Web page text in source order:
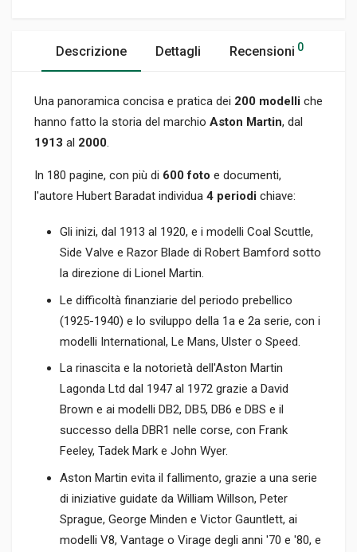
Descrizione Dettagli Recensioni 0
Una panoramica concisa e pratica dei 200 modelli che
hanno fatto la storia del marchio Aston Martin, dal
1913 al 2000.
In 180 pagine, con più di 600 foto e documenti,
l'autore Hubert Baradat individua 4 periodi chiave:
Gli inizi, dal 1913 al 1920, e i modelli Coal Scuttle,
Side Valve e Razor Blade di Robert Bamford sotto
la direzione di Lionel Martin.
Le difficoltà finanziarie del periodo prebellico
(1925-1940) e lo sviluppo della 1a e 2a serie, con i
modelli International, Le Mans, Ulster o Speed.
La rinascita e la notorietà dell'Aston Martin
Lagonda Ltd dal 1947 al 1972 grazie a David
Brown e ai modelli DB2, DB5, DB6 e DBS e il
successo della DBR1 nelle corse, con Frank
Feeley, Tadek Mark e John Wyer.
Aston Martin evita il fallimento, grazie a una serie
di iniziative guidate da William Willson, Peter
Sprague, George Minden e Victor Gauntlett, ai
modelli V8, Vantage o Virage degli anni '70 e '80, e